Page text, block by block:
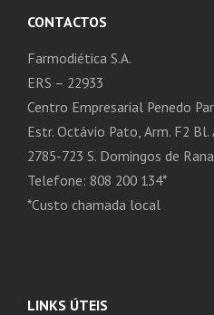
CONTACTOS
Farmodiética S.A.
ERS – 22933
Centro Empresarial Penedo
Estr. Octávio Pato, Arm. F2 Bl.
2785-723 S. Domingos de Rana
Telefone: 808 200 134*
*Custo chamada local
LINKS ÚTEIS